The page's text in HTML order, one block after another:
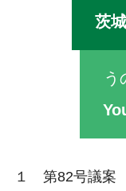
茨
う
１ 第82号議案